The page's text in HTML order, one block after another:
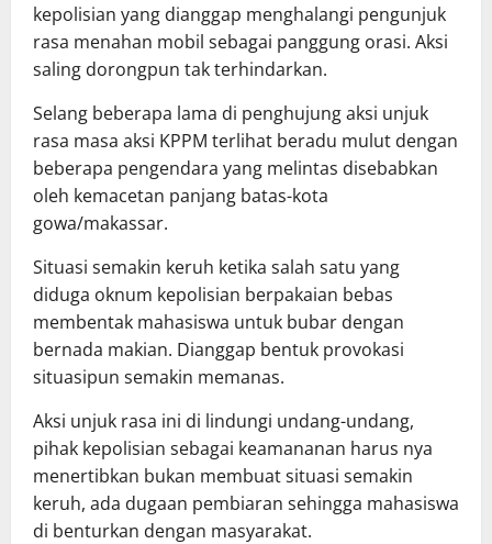
kepolisian yang dianggap menghalangi pengunjuk
rasa menahan mobil sebagai panggung orasi. Aksi
saling dorongpun tak terhindarkan.
Selang beberapa lama di penghujung aksi unjuk
rasa masa aksi KPPM terlihat beradu mulut dengan
beberapa pengendara yang melintas disebabkan
oleh kemacetan panjang batas-kota
gowa/makassar.
Situasi semakin keruh ketika salah satu yang
diduga oknum kepolisian berpakaian bebas
membentak mahasiswa untuk bubar dengan
bernada makian. Dianggap bentuk provokasi
situasipun semakin memanas.
Aksi unjuk rasa ini di lindungi undang-undang,
pihak kepolisian sebagai keamananan harus nya
menertibkan bukan membuat situasi semakin
keruh, ada dugaan pembiaran sehingga mahasiswa
di benturkan dengan masyarakat.